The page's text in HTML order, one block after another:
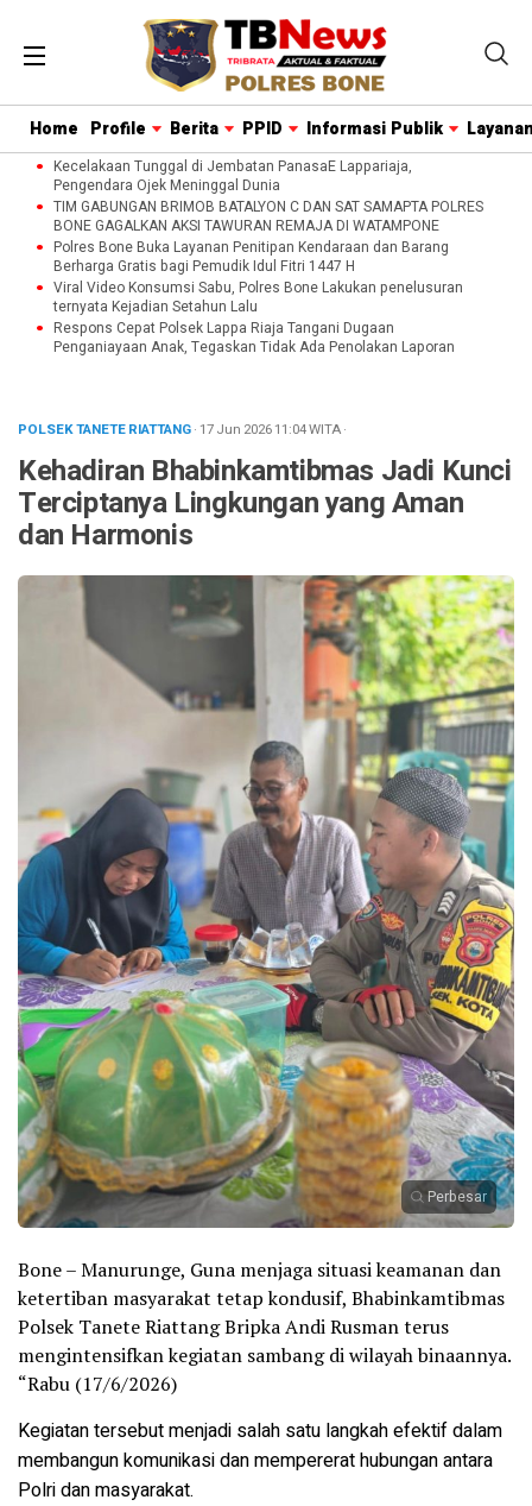
Home Profile Berita PPID Informasi Publik
Kecelakaan Tunggal di Jembatan PanasaE Lappariaja,
Pengendara Ojek Meninggal Dunia
TIM GABUNGAN BRIMOB BATALYON C DAN SAT SAMAPTA POLRES
BONE GAGALKAN AKSI TAWURAN REMAJA DI WATAMPONE
Polres Bone Buka Layanan Penitipan Kendaraan dan Barang
Berharga Gratis bagi Pemudik Idul Fitri 1447 H
Viral Video Konsumsi Sabu, Polres Bone Lakukan penelusuran
ternyata Kejadian Setahun Lalu
Respons Cepat Polsek Lappa Riaja Tangani Dugaan
Penganiayaan Anak, Tegaskan Tidak Ada Penolakan Laporan
POLSEK TANETE RIATTANG· 17 Jun 202611:04WITA·
Kehadiran Bhabinkamtibmas Jadi Kunci
Terciptanya Lingkungan yang Aman
dan Harmonis
Perbesar
Bone – Manurunge, Guna menjaga situasi keamanan dan
ketertiban masyarakat tetap kondusif, Bhabinkamtibmas
Polsek Tanete Riattang Bripka Andi Rusman terus
mengintensifkan kegiatan sambang di wilayah binaannya.
“Rabu (17/6/2026)
Kegiatan tersebut menjadi salah satu langkah efektif dalam
membangun komunikasi dan mempererat hubungan antara
Polri dan masyarakat.